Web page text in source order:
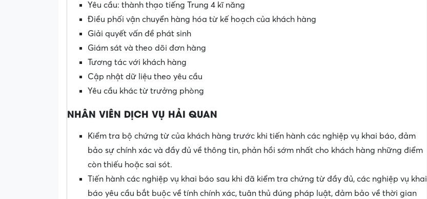
Yêu cầu: thành thạo tiếng Trung 4 kĩ năng
Điều phối vận chuyển hàng hóa từ kế hoạch của khách hàng
Giải quyết vấn đề phát sinh
Giám sát và theo dõi đơn hàng
Tương tác với khách hàng
Cập nhật dữ liệu theo yêu cầu
Yêu cầu khác từ trưởng phòng
NHÂN VIÊN DỊCH VỤ HẢI QUAN
Kiểm tra bộ chứng từ của khách hàng trước khi tiến hành các nghiệp vụ khai báo, đảm
bảo sự chính xác và đầy đủ về thông tin, phản hồi sớm nhất cho khách hàng những điểm
còn thiếu hoặc sai sót.
Tiến hành các nghiệp vụ khai báo sau khi đã kiểm tra chứng từ đầy đủ, các nghiệp vụ khai
báo yêu cầu bắt buộc về tính chính xác, tuân thủ đúng pháp luật, đảm bảo về thời gian